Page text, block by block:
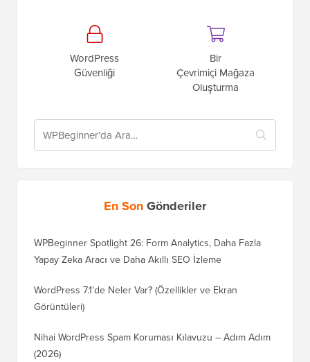
WordPress
Güvenliği
Bir
Çevrimiçi Mağaza
Oluşturma
En SonGönderiler
WPBeginner Spotlight 26: Form Analytics, Daha Fazla
Yapay Zeka Aracı ve Daha Akıllı SEO İzleme
WordPress 7.1'de Neler Var? (Özellikler ve Ekran
Görüntüleri)
Nihai WordPress Spam Koruması Kılavuzu – Adım Adım
(2026)